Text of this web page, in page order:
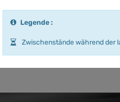
Legende :
Zwischenstände während der